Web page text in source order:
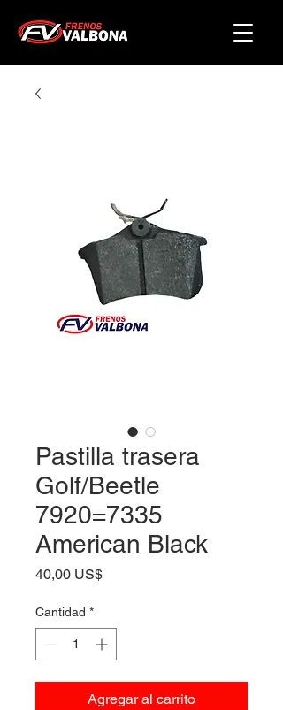
Pastilla trasera
Golf/Beetle
7920=7335
American Black
40,00 US$Precio
Cantidad *
Agregar al carrito